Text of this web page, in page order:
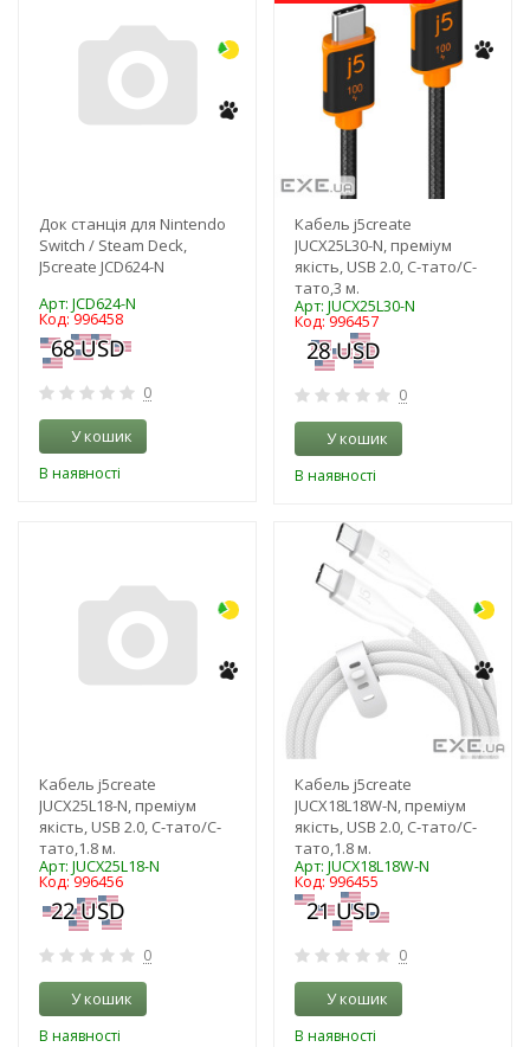
Док станція для Nintendo
Switch / Steam Deck,
J5create JCD624-N
Арт: JCD624-N
Код: 996458
0
У кошик
В наявності
Кабель j5create
JUCX25L30-N, преміум
якість, USB 2.0, C-тато/C-
тато,3 м.
Арт: JUCX25L30-N
Код: 996457
0
У кошик
В наявності
Кабель j5create
JUCX25L18-N, преміум
якість, USB 2.0, C-тато/C-
тато,1.8 м.
Арт: JUCX25L18-N
Код: 996456
0
У кошик
В наявності
NEW!
Кабель j5create
JUCX18L18W-N, преміум
якість, USB 2.0, C-тато/C-
тато,1.8 м.
Арт: JUCX18L18W-N
Код: 996455
0
У кошик
В наявності